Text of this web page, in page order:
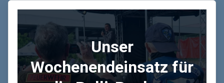
Unser
Wochenendeinsatz für